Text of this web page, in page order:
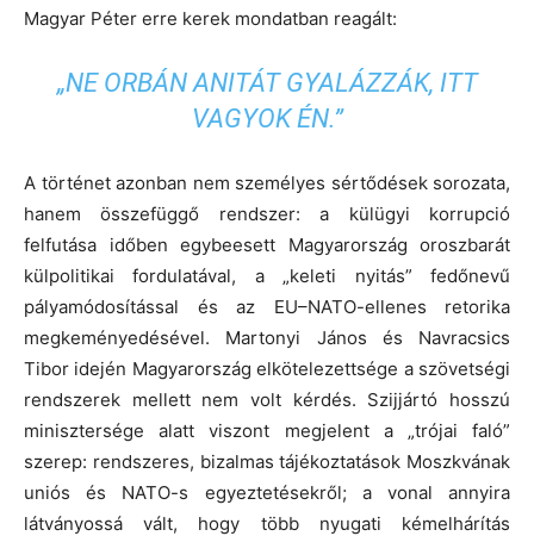
Magyar Péter erre kerek mondatban reagált:
„NE ORBÁN ANITÁT GYALÁZZÁK, ITT
VAGYOK ÉN.”
A történet azonban nem személyes sértődések sorozata,
hanem összefüggő rendszer: a külügyi korrupció
felfutása időben egybeesett Magyarország oroszbarát
külpolitikai fordulatával, a „keleti nyitás” fedőnevű
pályamódosítással és az EU–NATO-ellenes retorika
megkeményedésével. Martonyi János és Navracsics
Tibor idején Magyarország elkötelezettsége a szövetségi
rendszerek mellett nem volt kérdés. Szijjártó hosszú
minisztersége alatt viszont megjelent a „trójai faló”
szerep: rendszeres, bizalmas tájékoztatások Moszkvának
uniós és NATO-s egyeztetésekről; a vonal annyira
látványossá vált, hogy több nyugati kémelhárítás